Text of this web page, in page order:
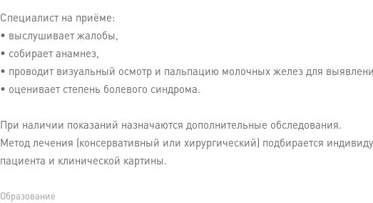
Специалист на приёме:
• выслушивает жалобы,
• собирает анамнез,
• проводит визуальный осмотр и пальпацию молочных желез для
• оценивает степень болевого синдрома.
При наличии показаний назначаются дополнительные обследования.
Метод лечения (консервативный или хирургический) подбирается
пациента и клинической картины.
Образование